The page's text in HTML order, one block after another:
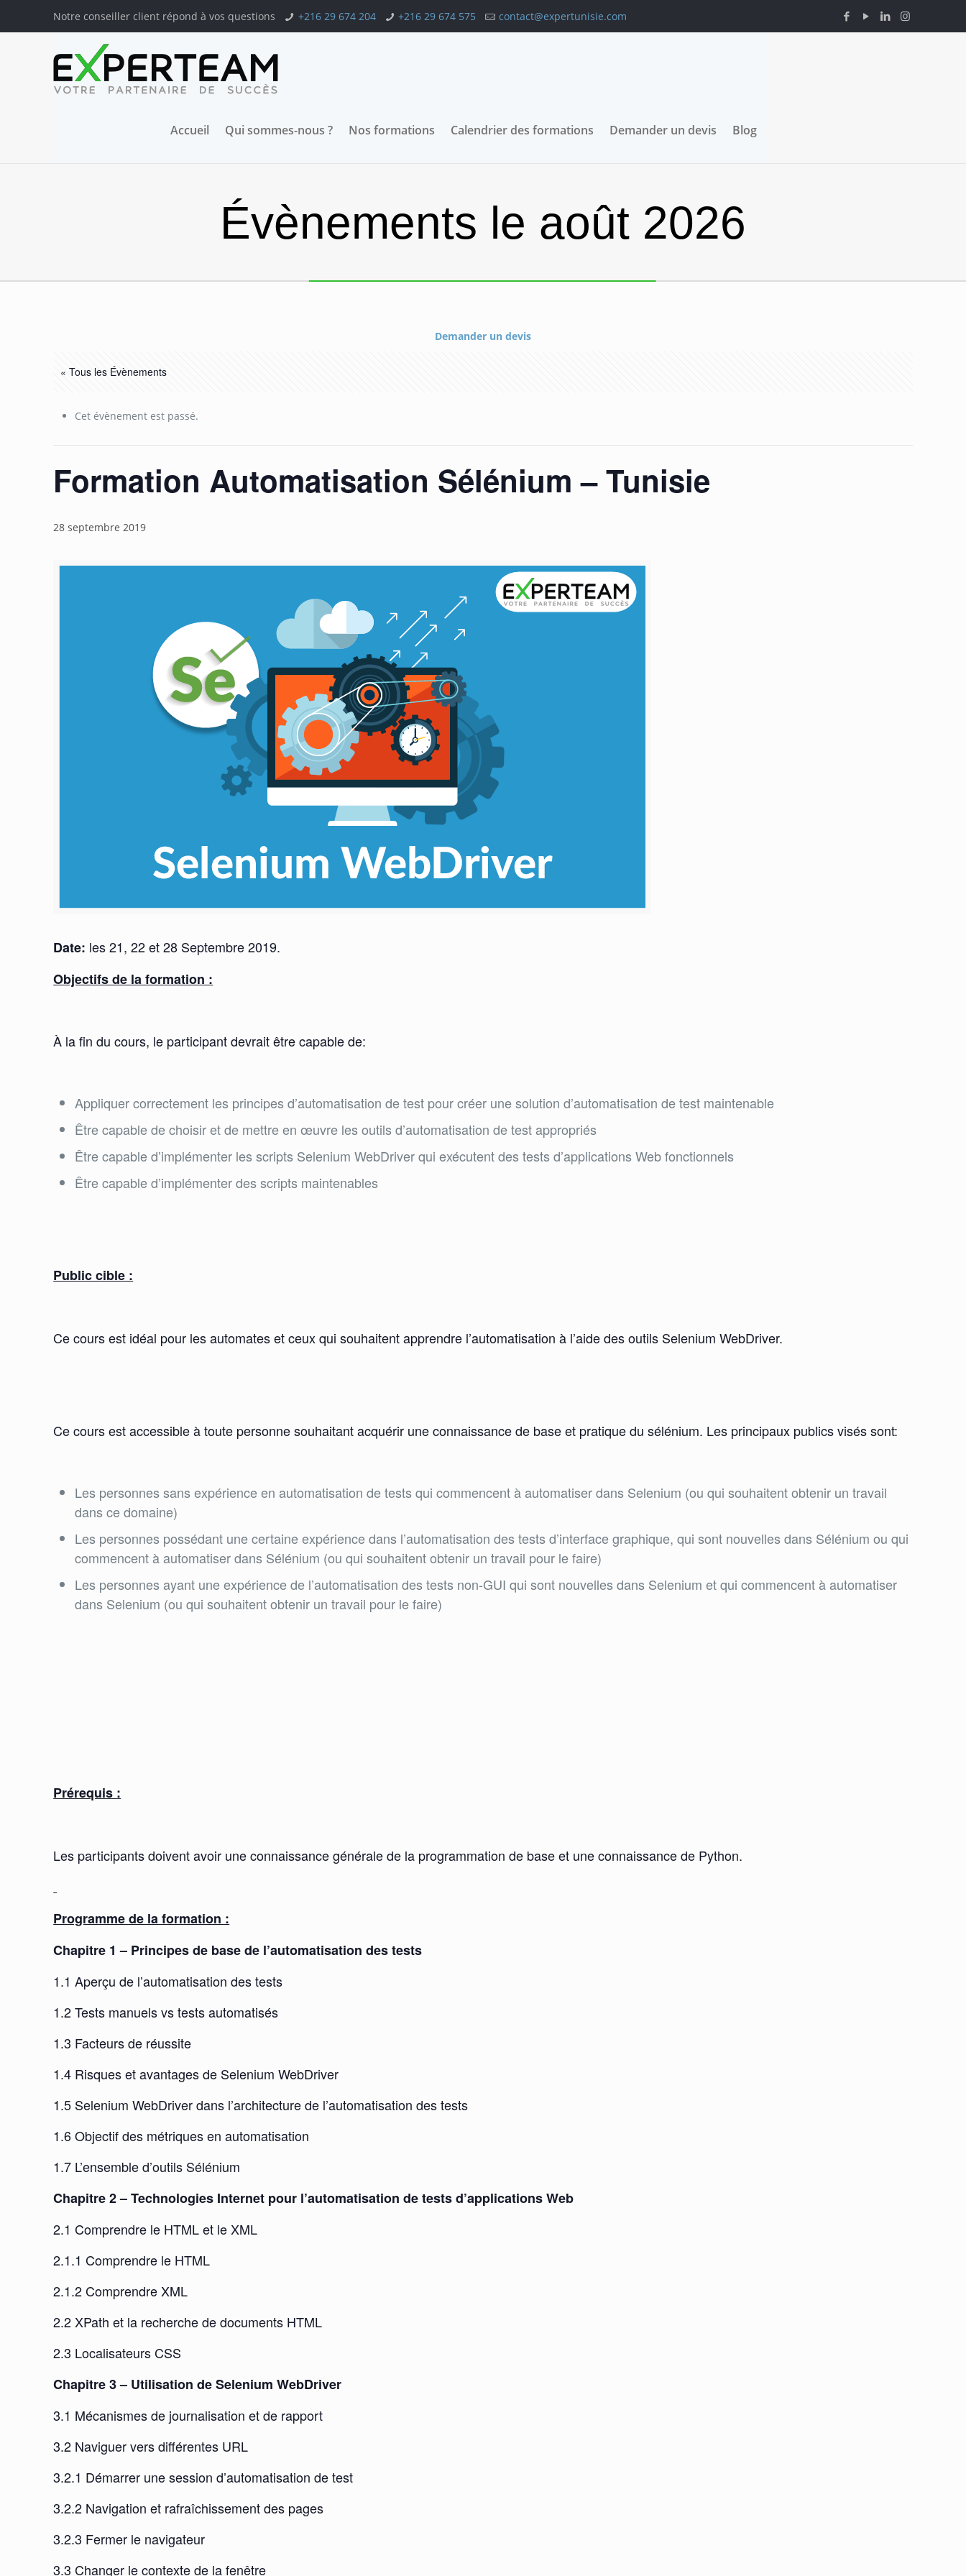
Notre conseiller client répond à vos questions +216 29 674 204 +216 29 674 575 contact@expertunisie.com
Accueil Qui sommes-nous ? Nos formations Calendrier des formations Demander un devis Blog
Évènements le août 2026
Demander un devis
« Tous les Évènements
Cet évènement est passé.
Formation Automatisation Sélénium – Tunisie
28 septembre 2019
Date: les 21, 22 et 28 Septembre 2019.
Objectifs de la formation :
À la fin du cours, le participant devrait être capable de:
Appliquer correctement les principes d’automatisation de test pour créer une solution d’automatisation de test maintenable
Être capable de choisir et de mettre en œuvre les outils d’automatisation de test appropriés
Être capable d’implémenter les scripts Selenium WebDriver qui exécutent des tests d’applications Web fonctionnels
Être capable d’implémenter des scripts maintenables
Public cible :
Ce cours est idéal pour les automates et ceux qui souhaitent apprendre l’automatisation à l’aide des outils Selenium WebDriver.
Ce cours est accessible à toute personne souhaitant acquérir une connaissance de base et pratique du sélénium. Les principaux publics visés sont:
Les personnes sans expérience en automatisation de tests qui commencent à automatiser dans Selenium (ou qui souhaitent obtenir un travail
dans ce domaine)
Les personnes possédant une certaine expérience dans l’automatisation des tests d’interface graphique, qui sont nouvelles dans Sélénium ou qui
commencent à automatiser dans Sélénium (ou qui souhaitent obtenir un travail pour le faire)
Les personnes ayant une expérience de l’automatisation des tests non-GUI qui sont nouvelles dans Selenium et qui commencent à automatiser
dans Selenium (ou qui souhaitent obtenir un travail pour le faire)
Prérequis :
Les participants doivent avoir une connaissance générale de la programmation de base et une connaissance de Python.
Programme de la formation :
Chapitre 1 – Principes de base de l’automatisation des tests
1.1 Aperçu de l’automatisation des tests
1.2 Tests manuels vs tests automatisés
1.3 Facteurs de réussite
1.4 Risques et avantages de Selenium WebDriver
1.5 Selenium WebDriver dans l’architecture de l’automatisation des tests
1.6 Objectif des métriques en automatisation
1.7 L’ensemble d’outils Sélénium
Chapitre 2 – Technologies Internet pour l’automatisation de tests d’applications Web
2.1 Comprendre le HTML et le XML
2.1.1 Comprendre le HTML
2.1.2 Comprendre XML
2.2 XPath et la recherche de documents HTML
2.3 Localisateurs CSS
Chapitre 3 – Utilisation de Selenium WebDriver
3.1 Mécanismes de journalisation et de rapport
3.2 Naviguer vers différentes URL
3.2.1 Démarrer une session d’automatisation de test
3.2.2 Navigation et rafraîchissement des pages
3.2.3 Fermer le navigateur
3.3 Changer le contexte de la fenêtre